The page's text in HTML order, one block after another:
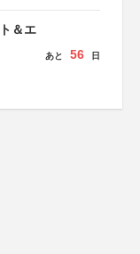
＆エ
あと 56 日